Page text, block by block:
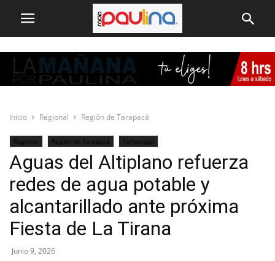
Inicio Regional Región de Tarapacá
Regional Región de Tarapacá Tamarugal
Aguas del Altiplano refuerza
redes de agua potable y
alcantarillado ante próxima
Fiesta de La Tirana
Junio 9, 2026